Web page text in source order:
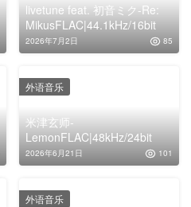
livetune feat. 初音ミク-Re:
MikusFLAC|44.1kHz/16bit
2026年7月2日 85
米津玄师-
LemonFLAC|48kHz/24bit
2026年6月21日 101
外语音乐
外语音乐